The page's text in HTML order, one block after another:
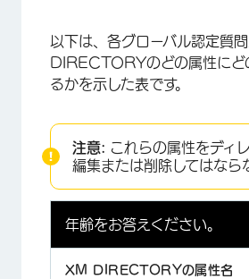
以下は、各グローバル認定質
DIRECTORYのどの属性にど
るかを示した表です。
注意: これらの属性をディ
編集または削除してはなら
年齢をお答えください。